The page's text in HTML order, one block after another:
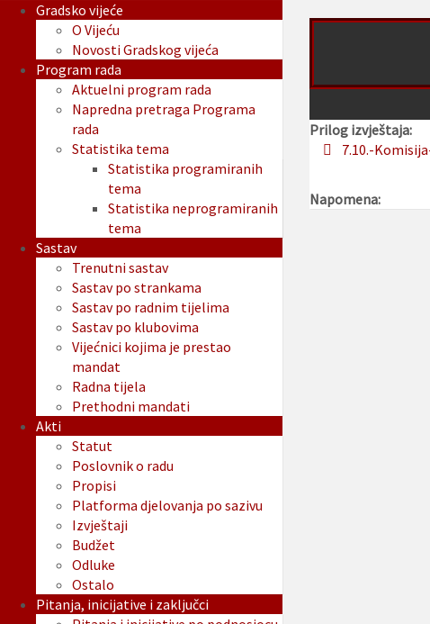
Prilog izvještaja:
7.10.-
Napomena:
Gradsko vijeće
O Vijeću
Novosti Gradskog vijeća
Program rada
Aktuelni program rada
Napredna pretraga Programa
rada
Statistika tema
Statistika programiranih
tema
Statistika neprogramiranih
tema
Sastav
Trenutni sastav
Sastav po strankama
Sastav po radnim tijelima
Sastav po klubovima
Vijećnici kojima je prestao
mandat
Radna tijela
Prethodni mandati
Akti
Statut
Poslovnik o radu
Propisi
Platforma djelovanja po sazivu
Izvještaji
Budžet
Odluke
Ostalo
Pitanja, inicijative i zaključci